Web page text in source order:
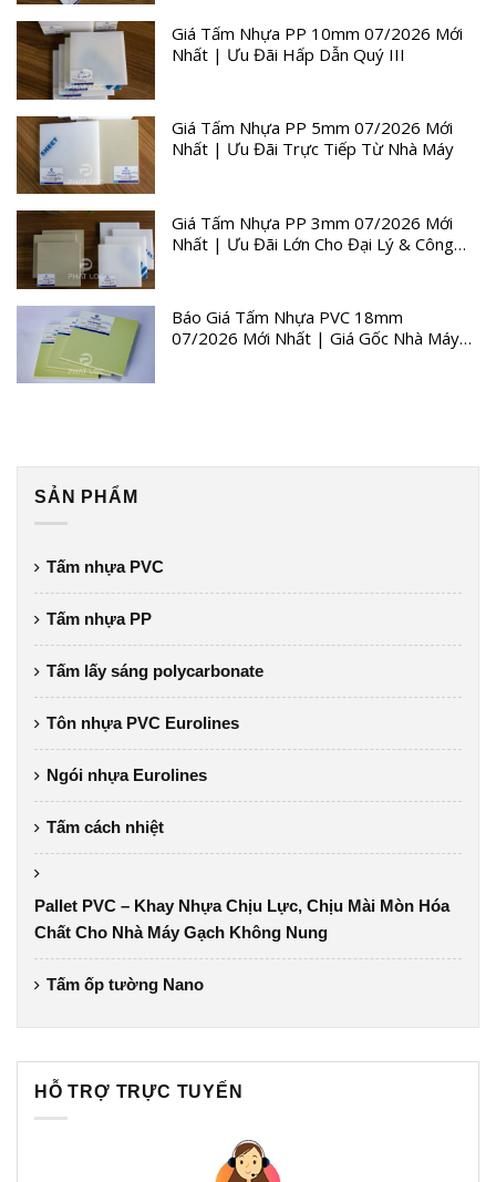
Giá Tấm Nhựa PP 10mm 07/2026 Mới
Nhất | Ưu Đãi Hấp Dẫn Quý III
Giá Tấm Nhựa PP 5mm 07/2026 Mới
Nhất | Ưu Đãi Trực Tiếp Từ Nhà Máy
Giá Tấm Nhựa PP 3mm 07/2026 Mới
Nhất | Ưu Đãi Lớn Cho Đại Lý & Công
Báo Giá Tấm Nhựa PVC 18mm
07/2026 Mới Nhất | Giá Gốc Nhà Máy
SẢN PHẨM
Tấm nhựa PVC
Tấm nhựa PP
Tấm lấy sáng polycarbonate
Tôn nhựa PVC Eurolines
Ngói nhựa Eurolines
Tấm cách nhiệt
Pallet PVC – Khay Nhựa Chịu Lực, Chịu Mài Mòn Hóa
Chất Cho Nhà Máy Gạch Không Nung
Tấm ốp tường Nano
HỖ TRỢ TRỰC TUYẾN